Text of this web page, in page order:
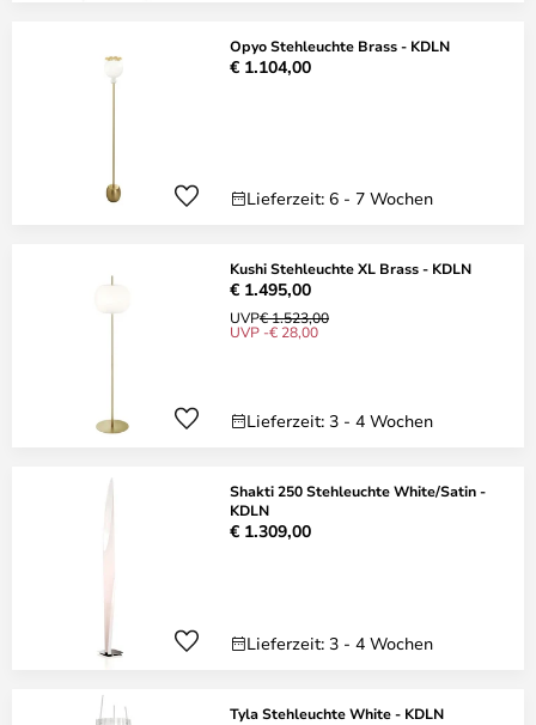
Opyo Stehleuchte Brass - KDLN
€ 1.104,00
Lieferzeit: 6 - 7 Wochen
Kushi Stehleuchte XL Brass - KDLN
€ 1.495,00
UVP€ 1.523,00
UVP -€ 28,00
Lieferzeit: 3 - 4 Wochen
Shakti 250 Stehleuchte White/Satin -
KDLN
€ 1.309,00
Lieferzeit: 3 - 4 Wochen
Tyla Stehleuchte White - KDLN